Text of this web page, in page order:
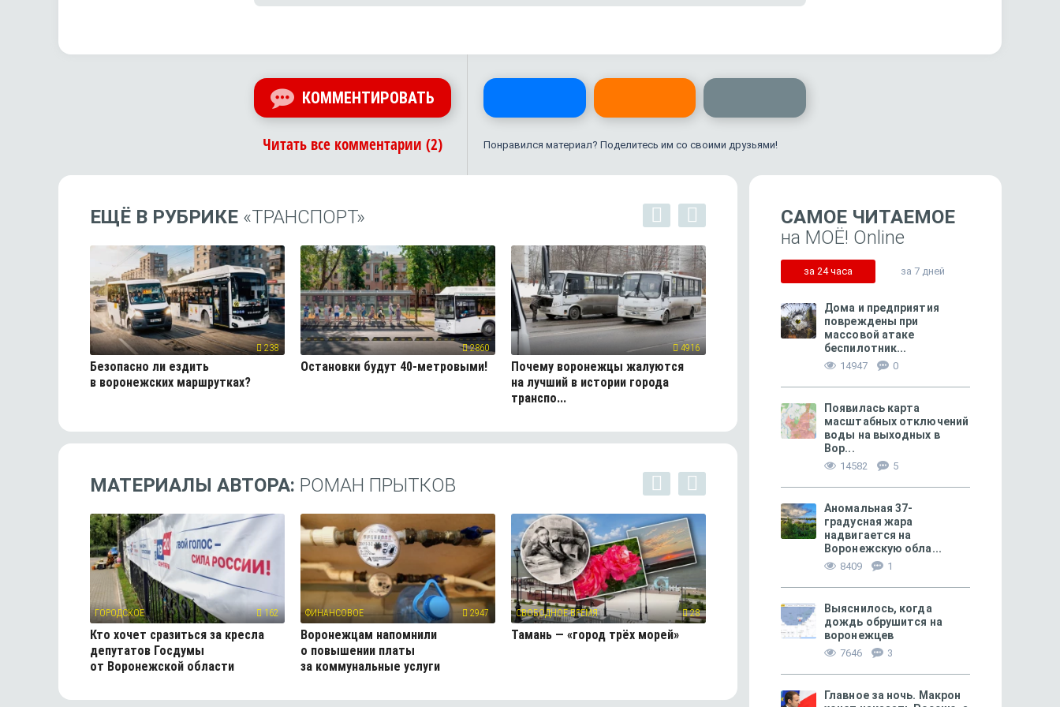
КОММЕНТИРОВАТЬ
Читать все комментарии (2) Понравился материал? Поделитесь им со своими друзьями!
ЕЩЁ В РУБРИКЕ «ТРАНСПОРТ»
238
Безопасно ли ездить
в воронежских маршрутках?
2860
Остановки будут 40-метровыми!
4916
Почему воронежцы жалуются
на лучший в истории города
транспо...
334
Воронеж — в конце рейтинга
МАТЕРИАЛЫ АВТОРА: РОМАН ПРЫТКОВ
ГОРОДСКОЕ 162
Кто хочет сразиться за кресла
депутатов Госдумы
от Воронежской области
ФИНАНСОВОЕ 2947
Воронежцам напомнили
о повышении платы
за коммунальные услуги
СВОБОДНОЕ ВРЕМЯ 28
Тамань — «город трёх морей»
198
«Строительный комплекс
САМОЕ ЧИТАЕМОЕ
на МОЁ! Online
за 24 часа за 7 дней
Дома и предприятия
повреждены при
массовой атаке
беспилотник...
14947 0
Появилась карта
масштабных отключений
воды на выходных в
Вор...
14582 5
Аномальная 37-
градусная жара
надвигается на
Воронежскую обла...
8409 1
Выяснилось, когда
дождь обрушится на
воронежцев
7646 3
Главное за ночь. Макрон